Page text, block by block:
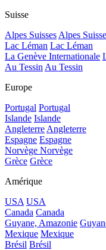
Suisse
Alpes Suisses Alpes
Lac Léman Lac Léman
La Genève Internationale
Au Tessin Au Tessin
Europe
Portugal Portugal
Islande Islande
Angleterre Angleterre
Espagne Espagne
Norvège Norvège
Grèce Grèce
Amérique
USA USA
Canada Canada
Guyane, Amazonie
Mexique Mexique
Brésil Brésil